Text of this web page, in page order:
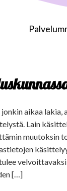
aikaa lakia,
Lain
muutoksin
[…]